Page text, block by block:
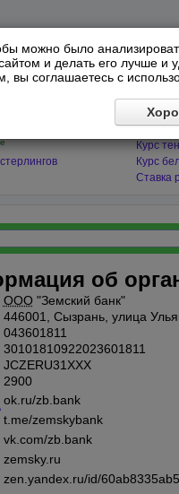
можно было
и делать его лучше и
вы соглашаетесь с
Курс
Курс
Курс
Ставка
об
ООО "Земский банк"
446001, Сызрань, улица
043601811
30101810922023601811
JCZERU31XXX
2900
ok.ru/zb.bank
t.me/zemskybank
vk.com/zb.bank
zemsky.ru
zen.yandex.ru/id/